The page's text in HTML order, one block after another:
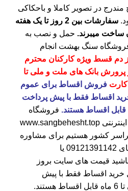
در تصویر کاملا و باحکاکی
سفارشات بین 2 روز تا یک هفته
ساخت میبرند. حمل و نصب به
سنگ بهشت انجام
قسط ویژه کارکنان محترم
بانک های ملت و ملی تا
فروش اقساط برای عموم
اقساط فقط با پیش پرداخت
فروشگاه
www.sangbehesht.top
کشور هستیم برای مشاوره
09121391142 یا
قیمت های سایت بروز
خرید اقساط فقط با پیش